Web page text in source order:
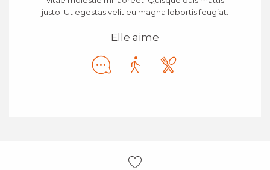
justo. Ut egestas velit eu magna lobortis feugiat.
Elle aime